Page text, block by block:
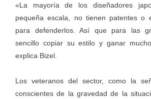
«La mayoría de los diseñadores
pequeña escala, no tienen patentes o
para defenderlos. Así que para las
sencillo copiar su estilo y ganar
explica Bizel.
Los veteranos del sector, como la
conscientes de la gravedad de la